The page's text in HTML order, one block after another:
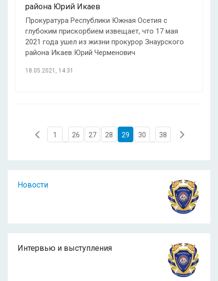
района Юрий Икаев
Прокуратура Республики Южная Осетия с
глубоким прискорбием извещает, что 17 мая
2021 года ушел из жизни прокурор Знаурского
района Икаев Юрий Черменович
18.05.2021, 14:31
1
...
26 27 28 29 30
...
38
Новости
Интервью и выступления